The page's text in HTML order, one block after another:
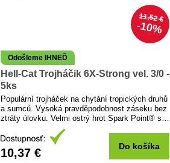
11,52 €
10%
Odošleme IHNEĎ
Hell-Cat Trojháčik 6X-Strong vel. 3/0 -
5ks
Populární trojháček na chytání tropických druhů
a sumců. Vysoká pravděpodobnost záseku bez
ztráty úlovku. Velmi ostrý hrot Spark Point® s
ohromujícím efektem odolnosti a trvanlivosti.
Jedinečný pro použití na patentku, návazce,
vobler.
10,37 € Do košíka